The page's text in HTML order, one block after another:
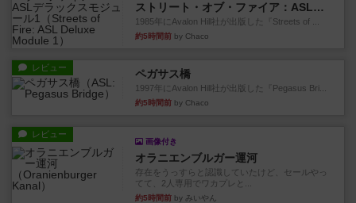
ストリート・オブ・ファイア：ASLデラックスモジュール1
1985年にAvalon Hill社が出版した『Streets of ...
約5時間前 by Chaco
レビュー ペガサス橋
1997年にAvalon Hill社が出版した『Pegasus Bri...
約5時間前 by Chaco
レビュー
画像付き
オラニエンブルガー運河
存在をうっすらと認識していたけど、セールやっ
てて、2人専用でワカプレと...
約5時間前 by みいやん